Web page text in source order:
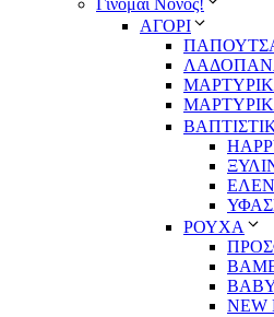
Γίνομαι Νονός!
ΑΓΟΡΙ
ΡΟΥΧΑ
NEW